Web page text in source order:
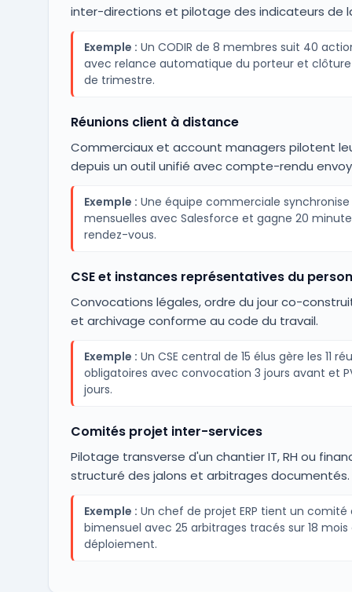
inter-directions et pilotage des indicateurs de
Exemple : Un CODIR de 8 membres suit 40
avec relance automatique du porteur et
de trimestre.
Réunions client à distance
Commerciaux et account managers pilotent
depuis un outil unifié avec compte-rendu
Exemple : Une équipe commerciale
mensuelles avec Salesforce et gagne 20
rendez-vous.
CSE et instances représentatives du
Convocations légales, ordre du jour co-
et archivage conforme au code du travail.
Exemple : Un CSE central de 15 élus gère les 11
obligatoires avec convocation 3 jours avant et
jours.
Comités projet inter-services
Pilotage transverse d'un chantier IT, RH ou
structuré des jalons et arbitrages documentés.
Exemple : Un chef de projet ERP tient un comité
bimensuel avec 25 arbitrages tracés sur 18 mois
déploiement.